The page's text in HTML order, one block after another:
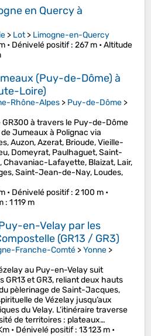
en Quercy à
> Lot> Limogne-en-Quercy
• Dénivelé positif: 267 m •Altitude
(Puy-de-Dôme) à
Loire)
Rhône-Alpes > Puy-de-Dôme >
GR300 à travers le Puy-de-Dôme
Jumeaux à Polignac via
Auzon, Azerat, Brioude, Vieille-
Domeyrat, Paulhaguet, Saint-
Chavaniac-Lafayette, Blaizat, Lair,
Saint-Jean-de-Nay, Loudes,
• Dénivelé positif: 2 100 m •
: 1 119 m
en-Velay par les
(GR13 / GR3)
Franche-Comté >Yonne >
au Puy-en-Velay suit
GR13 et GR3, reliant deux hauts
pèlerinage de Saint-Jacques,
de Vézelay jusqu’aux
du Velay. L’itinéraire traverse
de territoires : plateaux…
• Dénivelé positif: 13 123 m •